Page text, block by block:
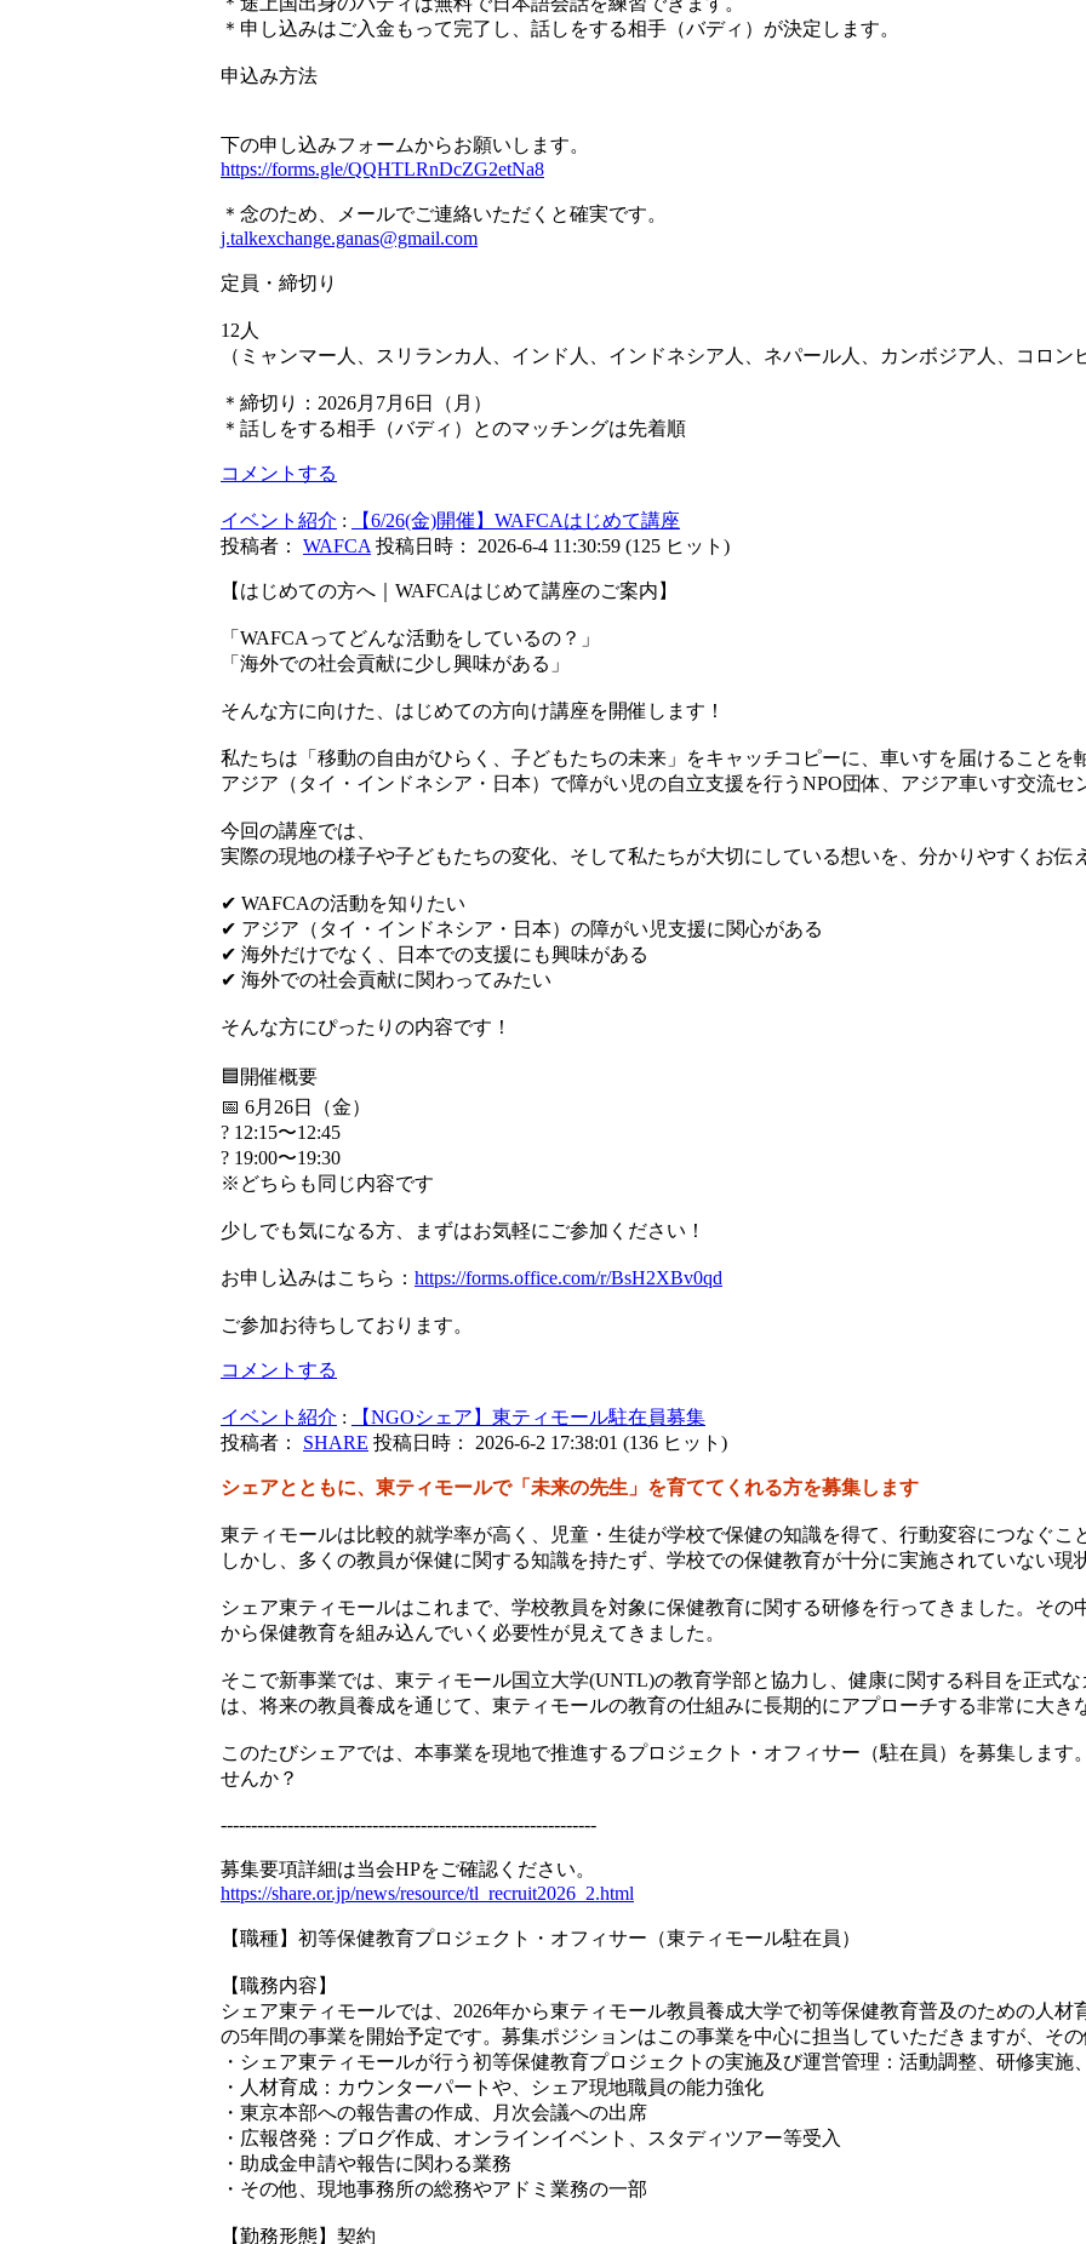
＊申し込みはご入金もって完了し、話しをする相手（バディ）が決定します。
申込み方法
下の申し込みフォームからお願いします。
https://forms.gle/QQHTLRnDcZG2etNa8
＊念のため、メールでご連絡いただくと確実です。
j.talkexchange.ganas@gmail.com
定員・締切り
12人
（ミャンマー人、スリランカ人、インド人、インドネシア人、ネパール人、カンボジア人、コロン
＊締切り：2026月7月6日（月）
＊話しをする相手（バディ）とのマッチングは先着順
コメントする
イベント紹介 :
【6/26(金)開催】WAFCAはじめて講座
投稿者： WAFCA 投稿日時： 2026-6-4 11:30:59 (125 ヒット )
【はじめての方へ｜WAFCAはじめて講座のご案内】
「WAFCAってどんな活動をしているの？」
「海外での社会貢献に少し興味がある」
そんな方に向けた、はじめての方向け講座を開催します！
私たちは「移動の自由がひらく、子どもたちの未来」をキャッチコピーに、車いすを届けることを
アジア（タイ・インドネシア・日本）で障がい児の自立支援を行うNPO団体、アジア車いす交流セ
今回の講座では、
実際の現地の様子や子どもたちの変化、そして私たちが大切にしている想いを、分かりやすくお伝
✔ WAFCAの活動を知りたい
✔ アジア（タイ・インドネシア・日本）の障がい児支援に関心がある
✔ 海外だけでなく、日本での支援にも興味がある
✔ 海外での社会貢献に関わってみたい
そんな方にぴったりの内容です！
🟦開催概要
📅 6月26日（金）
? 12:15〜12:45
? 19:00〜19:30
※どちらも同じ内容です
少しでも気になる方、まずはお気軽にご参加ください！
お申し込みはこちら： https://forms.office.com/r/BsH2XBv0qd
ご参加お待ちしております。
コメントする
イベント紹介 :
【NGOシェア】東ティモール駐在員募集
投稿者： SHARE 投稿日時： 2026-6-2 17:38:01 (136 ヒット )
シェアとともに、東ティモールで「未来の先生」を育ててくれる方を募集します
東ティモールは比較的就学率が高く、児童・生徒が学校で保健の知識を得て、行動変容につなぐこ
しかし、多くの教員が保健に関する知識を持たず、学校での保健教育が十分に実施されていない現
シェア東ティモールはこれまで、学校教員を対象に保健教育に関する研修を行ってきました。そ
から保健教育を組み込んでいく必要性が見えてきました。
そこで新事業では、東ティモール国立大学(UNTL)の教育学部と協力し、健康に関する科目を正式
は、将来の教員養成を通じて、東ティモールの教育の仕組みに長期的にアプローチする非常に大き
このたびシェアでは、本事業を現地で推進するプロジェクト・オフィサー（駐在員）を募集しま
せんか？
--------------------------------------------------------------
募集要項詳細は当会HPをご確認ください。
https://share.or.jp/news/resource/tl_recruit2026_2.html
【職種】初等保健教育プロジェクト・オフィサー（東ティモール駐在員）
【職務内容】
シェア東ティモールでは、2026年から東ティモール教員養成大学で初等保健教育普及のための人
の5年間の事業を開始予定です。募集ポジションはこの事業を中心に担当していただきますが、そ
・シェア東ティモールが行う初等保健教育プロジェクトの実施及び運営管理：活動調整、研修実
・人材育成：カウンターパートや、シェア現地職員の能力強化
・東京本部への報告書の作成、月次会議への出席
・広報啓発：ブログ作成、オンラインイベント、スタディツアー等受入
・助成金申請や報告に関わる業務
・その他、現地事務所の総務やアドミ業務の一部
【勤務形態】契約